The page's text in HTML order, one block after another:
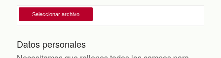
Datos personales